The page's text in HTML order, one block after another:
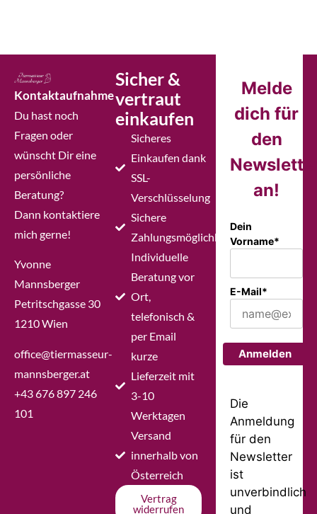
Kontaktaufnahme
Du hast noch
Fragen oder
wünscht Dir eine
persönliche
Beratung?
Dann kontaktiere
mich gerne!
Yvonne
Mannsberger
Petritschgasse 30
1210 Wien
office@tiermasseur-
mannsberger.at
+43 676 897 246
101
Sicher &
vertraut
einkaufen
Sicheres
Einkaufen dank
SSL-
Verschlüsselung
Sichere
Zahlungsmöglichkeiten
Individuelle
Beratung vor
Ort,
telefonisch &
per Email
kurze
Lieferzeit mit
3-10
Werktagen
Versand
innerhalb von
Österreich
Vertrag
widerrufen
Melde
dich für
den
an!
Dein
Vorname*
E-Mail*
Anmelden
Die
Anmeldung
für den
Newsletter
ist
unverbindlich
und